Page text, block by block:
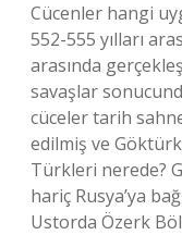
Cücenler hangi
552-555 yılları
arasında
savaşlar
cüceler tarih
edilmiş ve
Türkleri nerede?
hariç Rusya’ya
Ustorda Özerk